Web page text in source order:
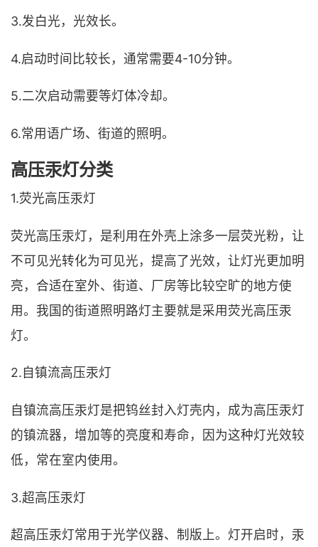
3.发白光，光效长。
4.启动时间比较长，通常需要4-10分钟。
5.二次启动需要等灯体冷却。
6.常用语广场、街道的照明。
高压汞灯分类
1.荧光高压汞灯
荧光高压汞灯，是利用在外壳上涂多一层荧光粉，让
不可见光转化为可见光，提高了光效，让灯光更加明
亮，合适在室外、街道、厂房等比较空旷的地方使
用。我国的街道照明路灯主要就是采用荧光高压汞
灯。
2.自镇流高压汞灯
自镇流高压汞灯是把钨丝封入灯壳内，成为高压汞灯
的镇流器，增加等的亮度和寿命，因为这种灯光效较
低，常在室内使用。
3.超高压汞灯
超高压汞灯常用于光学仪器、制版上。灯开启时，汞